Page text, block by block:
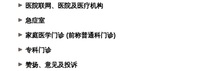
医院联网、医院及医疗机构
急症室
家庭医学门诊 (前称普通科门诊)
专科门诊
赞扬、意见及投诉